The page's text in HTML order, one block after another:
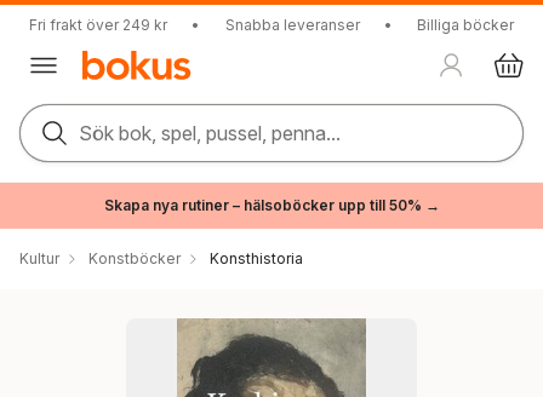
Fri frakt över 249 kr • Snabba leveranser • Billiga böcker
Sök bok, spel, pussel, penna...
Skapa nya rutiner – hälsoböcker upp till 50% →
Kultur Konstböcker Konsthistoria